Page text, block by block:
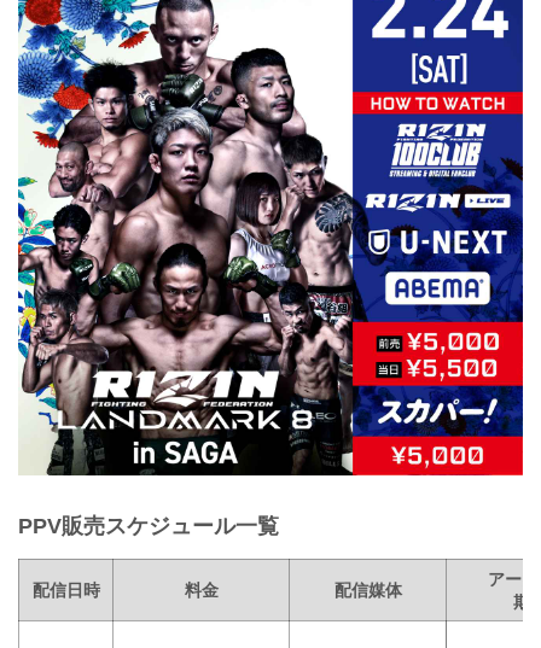
PPV販売スケジュール一覧
配信日時 料金 配信媒体
アー
期